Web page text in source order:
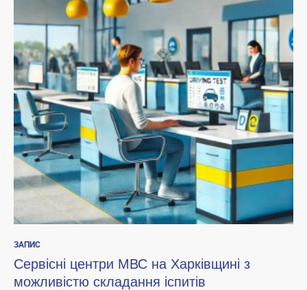
ЗАПИС
Сервісні центри МВС на Харківщині з
можливістю складання іспитів